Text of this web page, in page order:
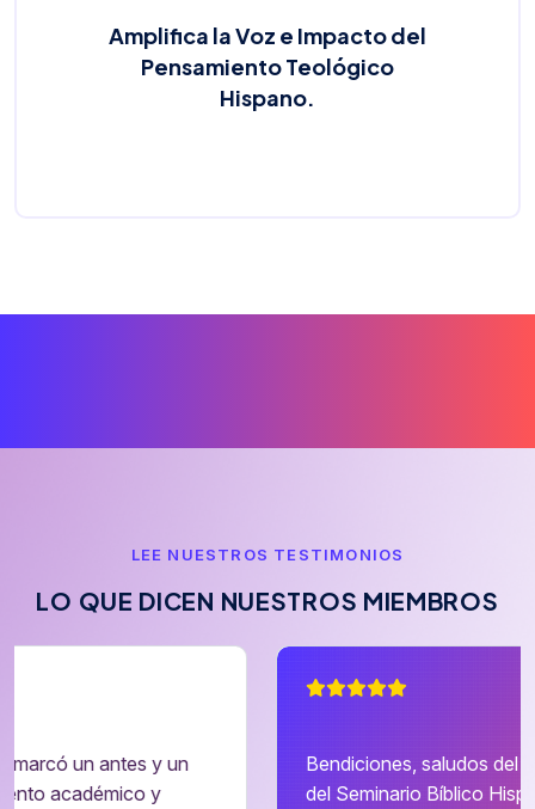
Amplifica la Voz e Impacto del
Pensamiento Teológico
Hispano.
LEE NUESTROS TESTIMONIOS
LO QUE DICEN NUESTROS MIEMBROS
Bendiciones, saludos del Profesor Elimelec Cordero
del Seminario Bíblico Hispano ubicado en la ciudad